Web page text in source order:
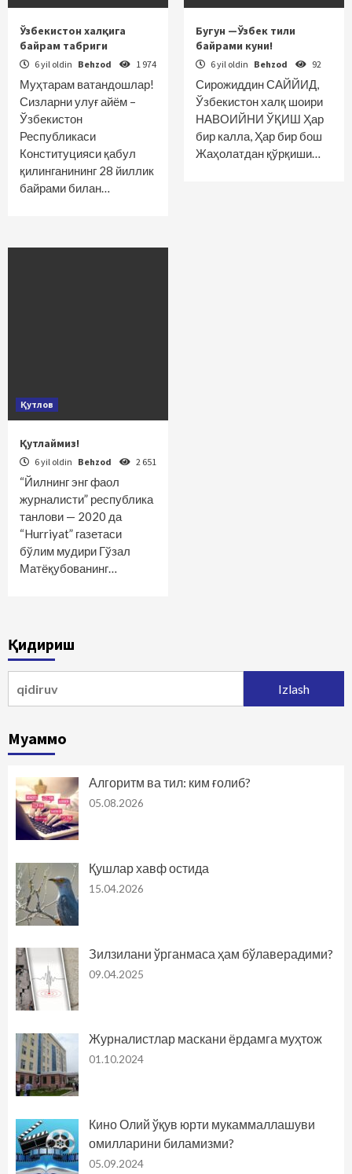
Ўзбекистон халқига
байрам табриги
6 yil oldin Behzod 1 974
Муҳтарам ватандошлар!
Сизларни улуғ айём –
Ўзбекистон
Республикаси
Конституцияси қабул
қилинганининг 28 йиллик
байрами билан…
Бугун —Ўзбек тили
байрами куни!
6 yil oldin Behzod 92
Сирожиддин САЙЙИД,
Ўзбекистон халқ шоири
НАВОИЙНИ ЎҚИШ Ҳар
бир калла, Ҳар бир бош
Жаҳолатдан қўрқиши…
Қутлов
Қутлаймиз!
6 yil oldin Behzod 2 651
“Йилнинг энг фаол
журналисти” республика
танлови — 2020 да
“Hurriyat” газетаси
бўлим мудири Гўзал
Матёқубованинг…
Қидириш
Муаммо
Алгоритм ва тил: ким ғолиб?
05.08.2026
Қушлар хавф остида
15.04.2026
Зилзилани ўрганмаса ҳам бўлаверадими?
09.04.2025
Журналистлар маскани ёрдамга муҳтож
01.10.2024
Кино Олий ўқув юрти мукаммаллашуви
омилларини биламизми?
05.09.2024